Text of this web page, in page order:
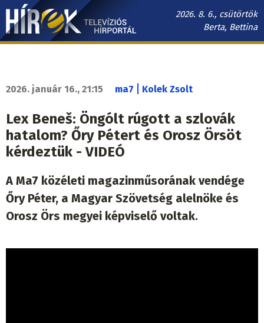
Ugrás
tartalomra
2026. 8. 6., csütörtök
Berta, Bettina
Hírek.sk
2026. január 16., 21:15 ma7 Kolek Zsolt
Lex Beneš: Öngólt rúgott a szlovák
hatalom? Őry Pétert és Orosz Örsöt
kérdeztük - VIDEÓ
A Ma7 közéleti magazinműsorának vendége
Őry Péter, a Magyar Szövetség alelnöke és
Orosz Örs megyei képviselő voltak.